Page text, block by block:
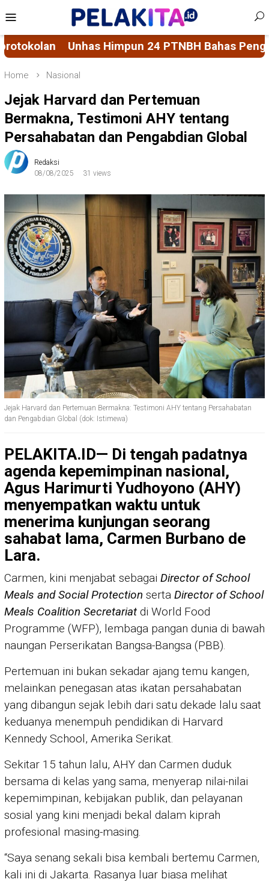
to
content
Menu
Bahas Penguatan Sistem Penjaminan
Home Nasional
Jejak Harvard dan Pertemuan
Bermakna, Testimoni AHY tentang
Persahabatan dan Pengabdian Global
Redaksi
08/08/2025
31 views
Jejak Harvard dan Pertemuan Bermakna: Testimoni AHY tentang Persahabatan
dan Pengabdian Global (dok: Istimewa)
PELAKITA.ID— Di tengah padatnya
agenda kepemimpinan nasional,
Agus Harimurti Yudhoyono (AHY)
menyempatkan waktu untuk
menerima kunjungan seorang
sahabat lama, Carmen Burbano de
Lara.
Carmen, kini menjabat sebagai Director of School
Meals and Social Protection serta Director of School
Meals Coalition Secretariat di World Food
Programme (WFP), lembaga pangan dunia di bawah
naungan Perserikatan Bangsa-Bangsa (PBB).
Pertemuan ini bukan sekadar ajang temu kangen,
melainkan penegasan atas ikatan persahabatan
yang dibangun sejak lebih dari satu dekade lalu saat
keduanya menempuh pendidikan di Harvard
Kennedy School, Amerika Serikat.
Sekitar 15 tahun lalu, AHY dan Carmen duduk
bersama di kelas yang sama, menyerap nilai-nilai
kepemimpinan, kebijakan publik, dan pelayanan
sosial yang kini menjadi bekal dalam kiprah
profesional masing-masing.
“Saya senang sekali bisa kembali bertemu Carmen,
kali ini di Jakarta. Rasanya luar biasa melihat